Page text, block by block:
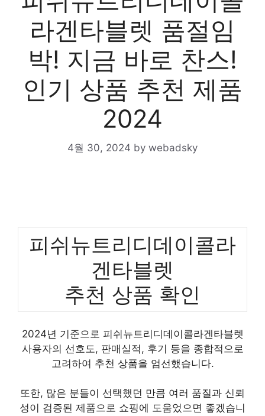
라겐타블렛 품절임
박! 지금 바로 찬스!
인기 상품 추천 제품
2024
4월 30, 2024 by webadsky
피쉬뉴트리디데이콜라
겐타블렛
추천 상품 확인
2024년 기준으로 피쉬뉴트리디데이콜라겐타블렛
사용자의 선호도, 판매실적, 후기 등을 종합적으로
고려하여 추천 상품을 엄선했습니다.
또한, 많은 분들이 선택했던 만큼 여러 품질과 신뢰
성이 검증된 제품으로 쇼핑에 도움었으면 좋겠습니